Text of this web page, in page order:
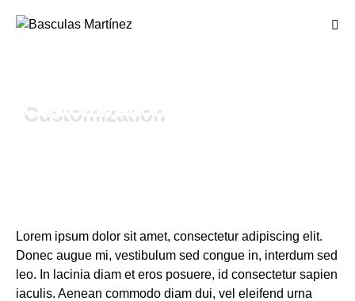
Customization
Lorem ipsum dolor sit amet, consectetur adipiscing elit.
Donec augue mi, vestibulum sed congue in, interdum sed
leo. In lacinia diam et eros posuere, id consectetur sapien
iaculis. Aenean commodo diam dui, vel eleifend urna